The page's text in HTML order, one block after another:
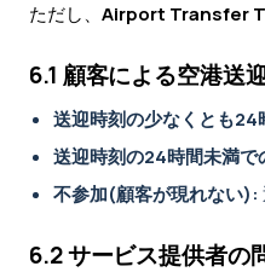
ただし、 Airport Transfer
6.1 顧客による空港送
送迎時刻の少なくとも24
送迎時刻の24時間未満で
不参加(顧客が現れない):
6.2 サービス提供者の